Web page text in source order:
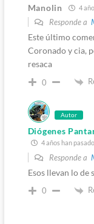
Manolin 4
Responde a
Este último
Coronado y cia,
resaca
0
Autor
Diógenes
4 años han
Responde a
Esos llevan lo de
0